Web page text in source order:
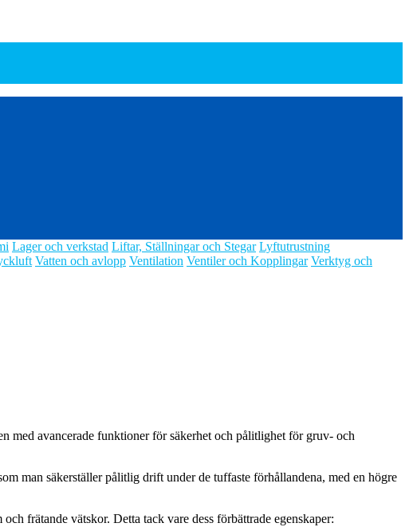
Lager och verkstad Liftar, Ställningar och Stegar Lyftutrustning
Vatten och avlopp Ventilation Ventiler och Kopplingar Verktyg och
med avancerade funktioner för säkerhet och pålitlighet för gruv- och
man säkerställer pålitlig drift under de tuffaste förhållandena, med en högre
frätande vätskor. Detta tack vare dess förbättrade egenskaper: